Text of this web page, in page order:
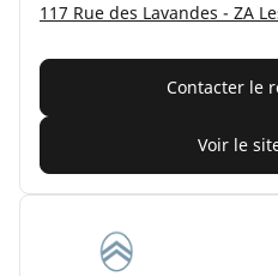
Contacter le
Voir le